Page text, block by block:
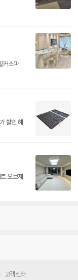
리스,힐커소파
할인 혜
오브제
고객센터